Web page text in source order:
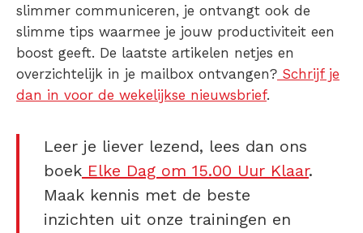
slimmer communiceren, je ontvangt ook de
slimme tips waarmee je jouw productiviteit een
boost geeft. De laatste artikelen netjes en
overzichtelijk in je mailbox ontvangen? Schrijf je
dan in voor de wekelijkse nieuwsbrief.
Leer je liever lezend, lees dan ons
boek Elke Dag om 15.00 Uur Klaar.
Maak kennis met de beste
inzichten uit onze trainingen en